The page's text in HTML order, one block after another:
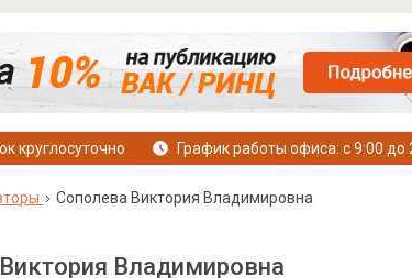
круглосуточно График работы офиса: с 9:00 до
Сополева Виктория Владимировна
Владимировна